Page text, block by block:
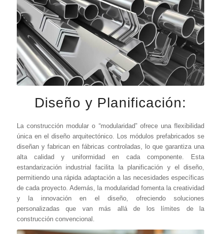
Diseño y Planificación:
La construcción modular o “modularidad” ofrece una flexibilidad
única en el diseño arquitectónico. Los módulos prefabricados se
diseñan y fabrican en fábricas controladas, lo que garantiza una
alta calidad y uniformidad en cada componente. Esta
estandarización industrial facilita la planificación y el diseño,
permitiendo una rápida adaptación a las necesidades específicas
de cada proyecto. Además, la modularidad fomenta la creatividad
y la innovación en el diseño, ofreciendo soluciones
personalizadas que van más allá de los límites de la
construcción convencional.